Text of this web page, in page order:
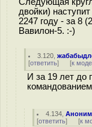
двойки)
2247 году - за 8
Вавилон-5. :-)
3.120 ,
[ответить] [к
И за 19 лет до
4.134 ,Аноним
[ответить] [к